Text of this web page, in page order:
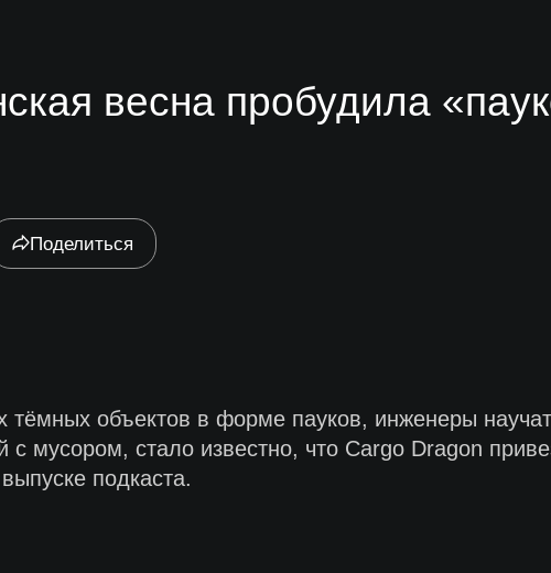
весна пробудила
Поделиться
объектов в форме пауков, инженеры
с мусором, стало известно, что Cargo Dragon
подкаста.